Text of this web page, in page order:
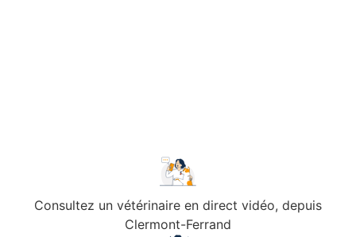
Consultez un vétérinaire en direct vidéo, depuis
Clermont-Ferrand